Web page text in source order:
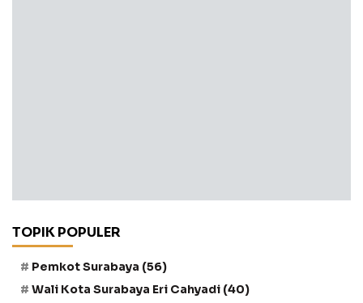
TOPIK POPULER
Pemkot Surabaya (56)
Wali Kota Surabaya Eri Cahyadi (40)